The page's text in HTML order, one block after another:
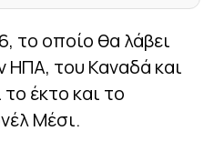
το οποίο θα λάβει
του Καναδά και
έκτο και το
Μέσι.